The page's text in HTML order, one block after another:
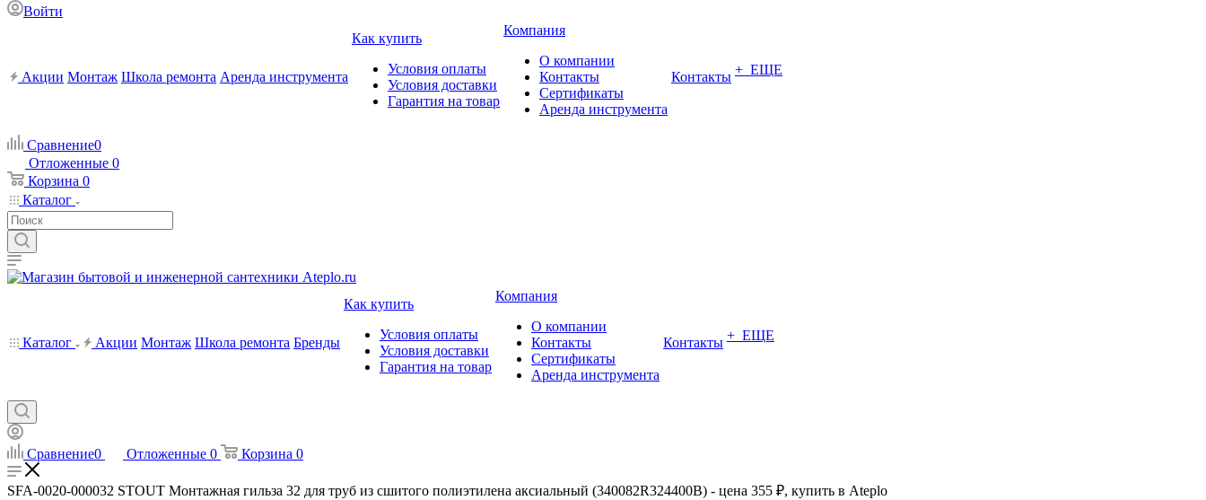
Войти
Акции Монтаж Школа ремонта Аренда инструмента
Как купить
Условия оплаты
Условия доставки
Гарантия на товар
Компания
О компании
Контакты
Сертификаты
Аренда инструмента
Контакты + ЕЩЕ
Сравнение0
Отложенные 0
Корзина 0
Каталог
Каталог Акции Монтаж Школа ремонта Бренды
Как купить
Условия оплаты
Условия доставки
Гарантия на товар
Компания
О компании
Контакты
Сертификаты
Аренда инструмента
Контакты + ЕЩЕ
Сравнение0 Отложенные 0 Корзина 0
SFA-0020-000032 STOUT Монтажная гильза 32 для труб из сшитого полиэтилена аксиальный (340082R324400B) - цена 355 ₽, купить в Ateplo